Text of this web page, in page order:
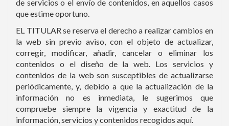
de servicios o el envío de contenidos, en aquellos casos
que estime oportuno.
EL TITULAR se reserva el derecho a realizar cambios en
la web sin previo aviso, con el objeto de actualizar,
corregir, modificar, añadir, cancelar o eliminar los
contenidos o el diseño de la web. Los servicios y
contenidos de la web son susceptibles de actualizarse
periódicamente, y, debido a que la actualización de la
información no es inmediata, le sugerimos que
compruebe siempre la vigencia y exactitud de la
información, servicios y contenidos recogidos aquí.